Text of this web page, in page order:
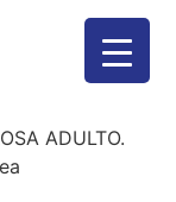
ADULTO.